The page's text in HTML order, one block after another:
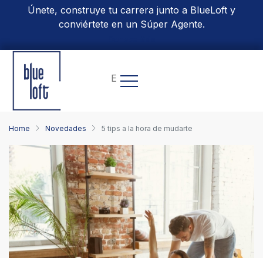
Únete, construye tu carrera junto a BlueLoft y
conviértete en un Súper Agente.
EN
Home Novedades 5 tips a la hora de mudarte